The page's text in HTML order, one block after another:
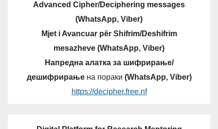
Advanced Cipher/Deciphering messages
(WhatsApp, Viber)
Mjet i Avancuar për Shifrim/Deshifrim
mesazheve (WhatsApp, Viber)
Напредна алатка за шифрирање/
дешифрирањена пораки (WhatsApp, Viber)
https://decipher.free.nf